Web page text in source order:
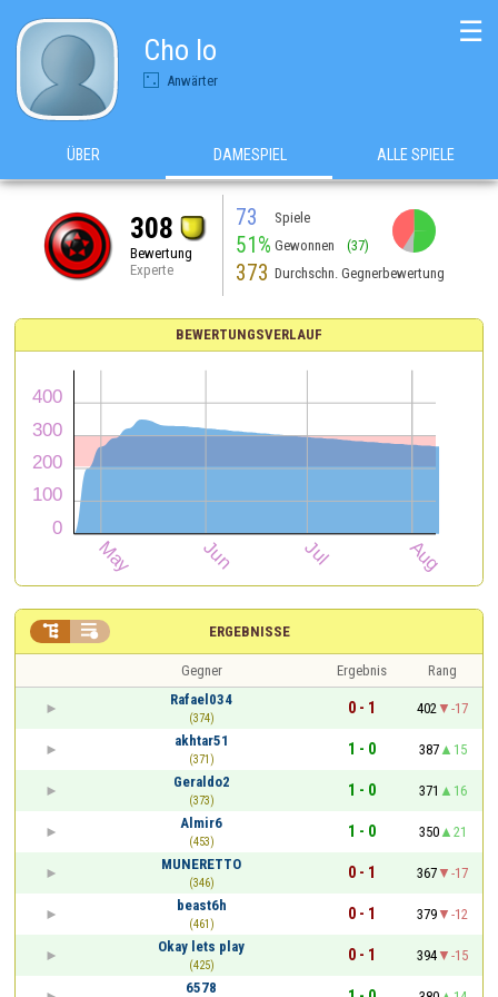
Cho lo
Anwärter
☰
ÜBER DAMESPIEL ALLE SPIELE
308
Bewertung
Experte
73 Spiele
51% Gewonnen (37)
373 Durchschn. Gegnerbewertung
BEWERTUNGSVERLAUF
ERGEBNISSE
 
Gegner Ergebnis
Rang
Rafael034
(374)
0 - 1 402
-17
akhtar51
(371)
1 - 0 387
15
Geraldo2
(373)
1 - 0 371
16
Almir6
(453)
1 - 0 350
21
MUNERETTO
(346)
0 - 1 367
-17
beast6h
(461)
0 - 1 379
-12
Okay lets play
(425)
0 - 1 394
-15
6578